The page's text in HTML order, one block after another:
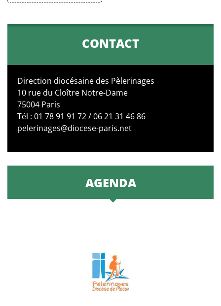
CONTACT
Direction diocésaine des Pèlerinages
10 rue du Cloître Notre-Dame
75004 Paris
Tél : 01 78 91 91 72 / 06 21 31 46 86
pelerinages@diocese-paris.net
AGENDA